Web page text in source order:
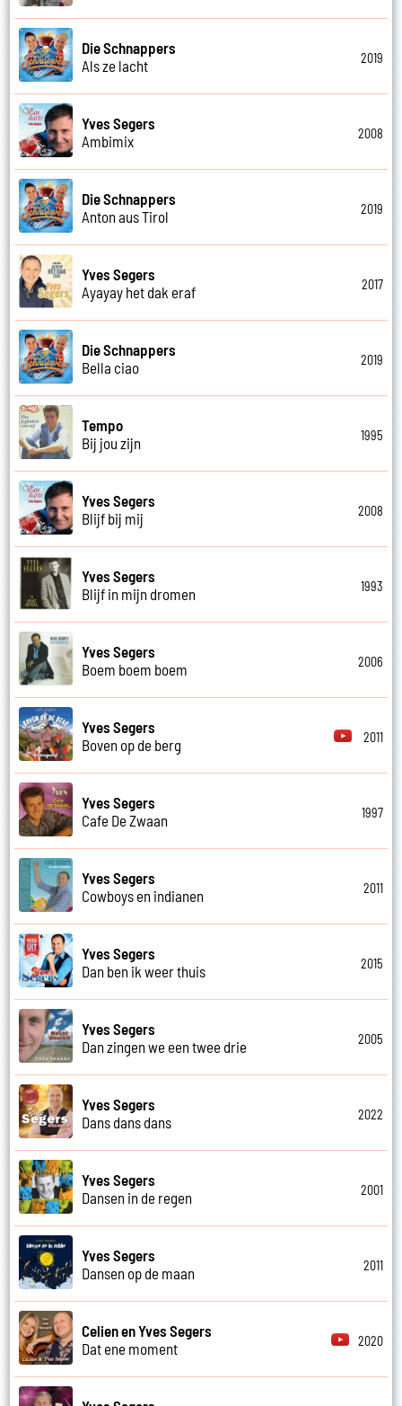
Die Schnappers
Als ze lacht
2019
Yves Segers
Ambimix
2008
Die Schnappers
Anton aus Tirol
2019
Yves Segers
Ayayay het dak eraf
2017
Die Schnappers
Bella ciao
2019
Tempo
Bij jou zijn
1995
Yves Segers
Blijf bij mij
2008
Yves Segers
Blijf in mijn dromen
1993
Yves Segers
Boem boem boem
2006
Yves Segers
Boven op de berg
2011
Yves Segers
Cafe De Zwaan
1997
Yves Segers
Cowboys en indianen
2011
Yves Segers
Dan ben ik weer thuis
2015
Yves Segers
Dan zingen we een twee drie
2005
Yves Segers
Dans dans dans
2022
Yves Segers
Dansen in de regen
2001
Yves Segers
Dansen op de maan
2011
Celien en Yves Segers
Dat ene moment
2020